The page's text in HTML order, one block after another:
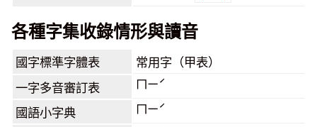
各種字集收錄情形與讀音
國字標準字體表 常用字（甲表）
一字多音審訂表 ㄇㄧˊ
國語小字典 ㄇㄧˊ